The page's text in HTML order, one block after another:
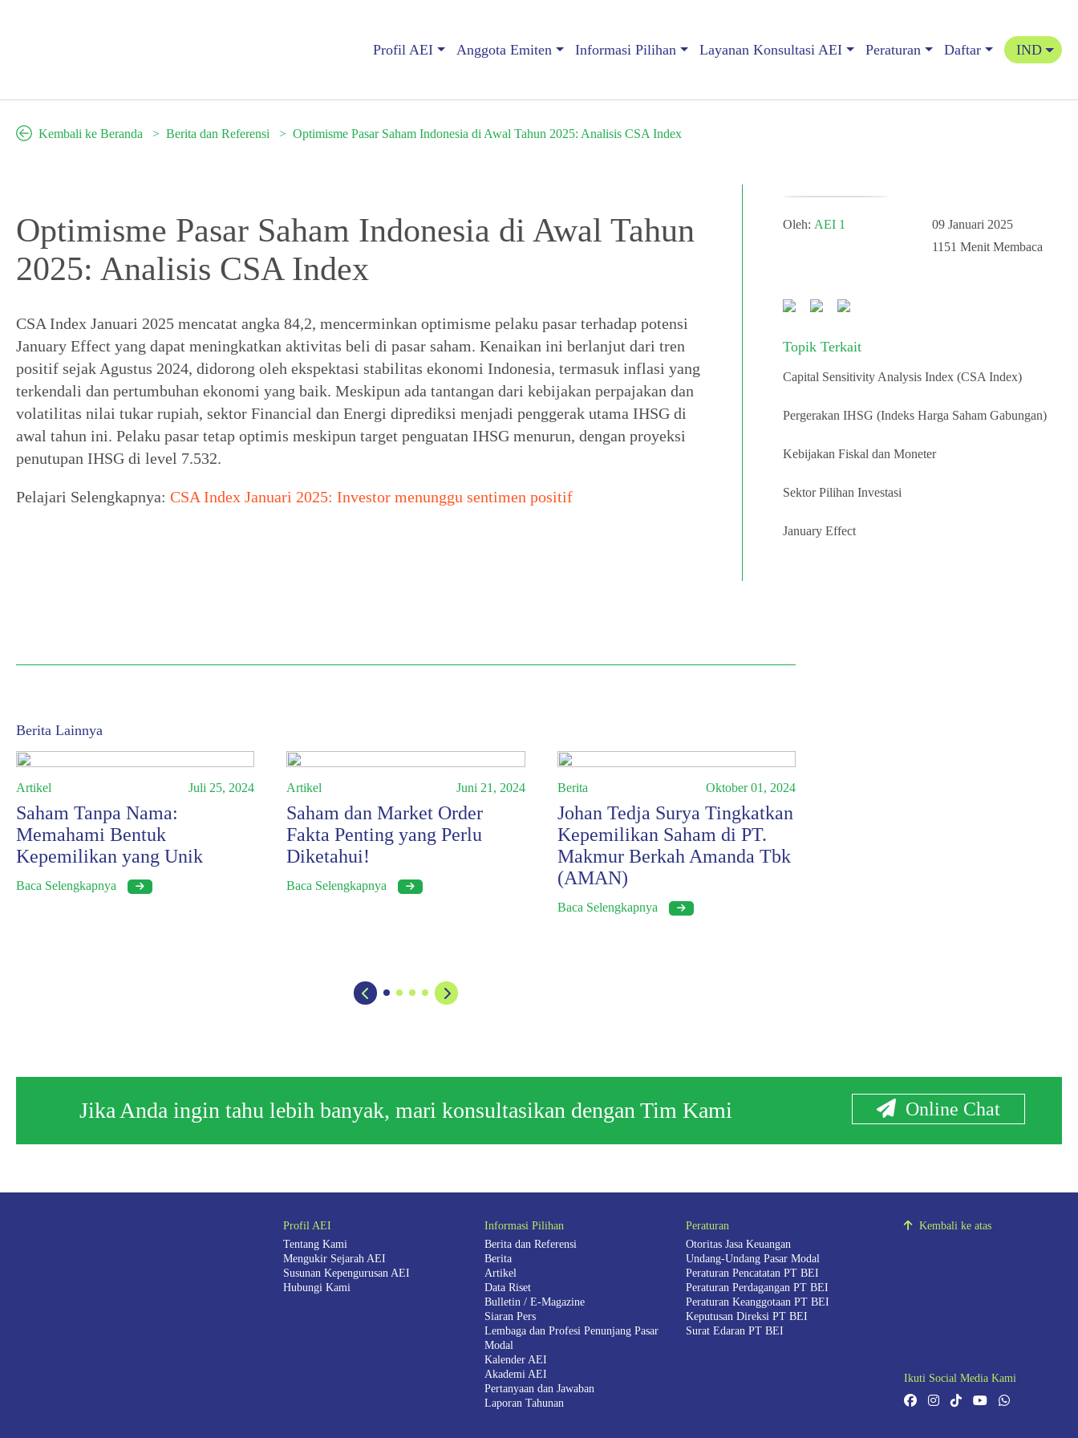
Profil AEI Anggota Emiten Informasi Pilihan Layanan Konsultasi AEI Peraturan Daftar IND
Kembali ke Beranda Berita dan Referensi Optimisme Pasar Saham Indonesia di Awal Tahun 2025: Analisis CSA Index
Optimisme Pasar Saham Indonesia di Awal Tahun
2025: Analisis CSA Index
CSA Index Januari 2025 mencatat angka 84,2, mencerminkan optimisme pelaku pasar terhadap potensi
January Effect yang dapat meningkatkan aktivitas beli di pasar saham. Kenaikan ini berlanjut dari tren
positif sejak Agustus 2024, didorong oleh ekspektasi stabilitas ekonomi Indonesia, termasuk inflasi yang
terkendali dan pertumbuhan ekonomi yang baik. Meskipun ada tantangan dari kebijakan perpajakan dan
volatilitas nilai tukar rupiah, sektor Financial dan Energi diprediksi menjadi penggerak utama IHSG di
awal tahun ini. Pelaku pasar tetap optimis meskipun target penguatan IHSG menurun, dengan proyeksi
penutupan IHSG di level 7.532.
Pelajari Selengkapnya: CSA Index Januari 2025: Investor menunggu sentimen positif
Oleh: AEI 1
09 Januari 2025
1151 Menit Membaca
Topik Terkait
Capital Sensitivity Analysis Index (CSA Index)
Pergerakan IHSG (Indeks Harga Saham Gabungan)
Kebijakan Fiskal dan Moneter
Sektor Pilihan Investasi
January Effect
Berita Lainnya
Artikel Juli 25, 2024
Saham Tanpa Nama:
Memahami Bentuk
Kepemilikan yang Unik
Baca Selengkapnya
Artikel Juni 21, 2024
Saham dan Market Order
Fakta Penting yang Perlu
Diketahui!
Baca Selengkapnya
Berita Oktober 01, 2024
Johan Tedja Surya Tingkatkan
Kepemilikan Saham di PT.
Makmur Berkah Amanda Tbk
(AMAN)
Baca Selengkapnya
Jika Anda ingin tahu lebih banyak, mari konsultasikan dengan Tim Kami Online Chat
Profil AEI
Tentang Kami
Mengukir Sejarah AEI
Susunan Kepengurusan AEI
Hubungi Kami
Informasi Pilihan
Berita dan Referensi
Berita
Artikel
Data Riset
Bulletin / E-Magazine
Siaran Pers
Lembaga dan Profesi Penunjang Pasar
Modal
Kalender AEI
Akademi AEI
Pertanyaan dan Jawaban
Laporan Tahunan
Peraturan
Otoritas Jasa Keuangan
Undang-Undang Pasar Modal
Peraturan Pencatatan PT BEI
Peraturan Perdagangan PT BEI
Peraturan Keanggotaan PT BEI
Keputusan Direksi PT BEI
Surat Edaran PT BEI
Kembali ke atas
Ikuti Social Media Kami